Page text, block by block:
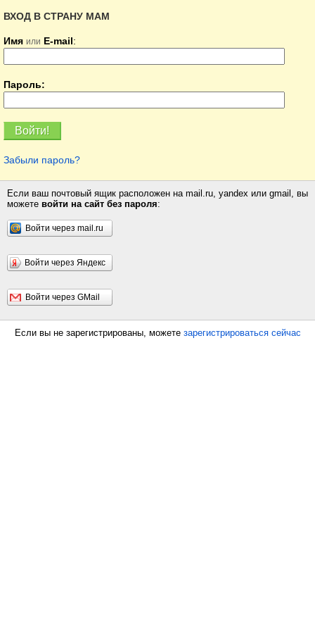
ВХОД В СТРАНУ МАМ
Имя или E-mail:
Пароль:
Забыли пароль?
Если ваш почтовый ящик расположен на mail.ru, yandex или gmail, вы
можете войти на сайт без пароля:
Войти через mail.ru
Войти через Яндекс
Войти через GMail
Если вы не зарегистрированы, можете зарегистрироваться сейчас